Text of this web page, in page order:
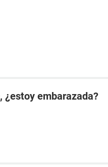
¿estoy embarazada?